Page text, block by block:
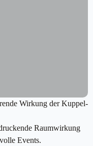
Wirkung der Kuppel-
Raumwirkung
Events.